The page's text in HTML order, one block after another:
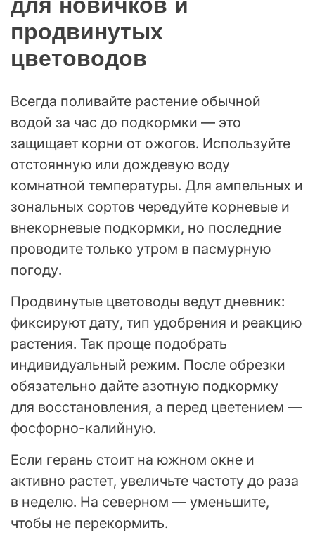
продвинутых
цветоводов
Всегда поливайте растение обычной
водой за час до подкормки — это
защищает корни от ожогов. Используйте
отстоянную или дождевую воду
комнатной температуры. Для ампельных и
зональных сортов чередуйте корневые и
внекорневые подкормки, но последние
проводите только утром в пасмурную
погоду.
Продвинутые цветоводы ведут дневник:
фиксируют дату, тип удобрения и реакцию
растения. Так проще подобрать
индивидуальный режим. После обрезки
обязательно дайте азотную подкормку
для восстановления, а перед цветением —
фосфорно-калийную.
Если герань стоит на южном окне и
активно растет, увеличьте частоту до раза
в неделю. На северном — уменьшите,
чтобы не перекормить.